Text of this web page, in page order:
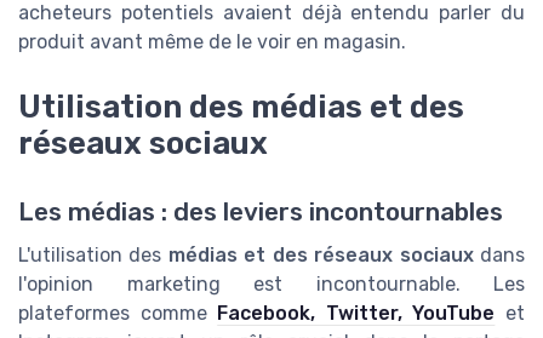
acheteurs potentiels avaient déjà entendu parler du
produit avant même de le voir en magasin.
Utilisation des médias et des
réseaux sociaux
Les médias : des leviers incontournables
L'utilisation des médias et des réseaux sociauxdans
l'opinion marketing est incontournable. Les
plateformes comme Facebook, Twitter, YouTube et